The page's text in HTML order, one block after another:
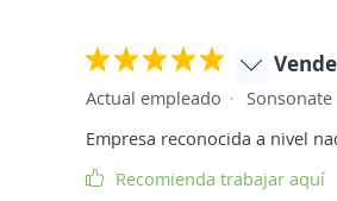
Actual empleado Sonsonate
Empresa reconocida a nivel
Recomienda trabajar aquí